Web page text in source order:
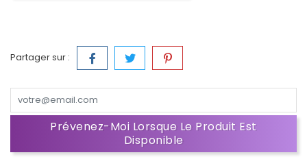
Partager sur :
Prévenez-Moi Lorsque Le Produit Est
Disponible